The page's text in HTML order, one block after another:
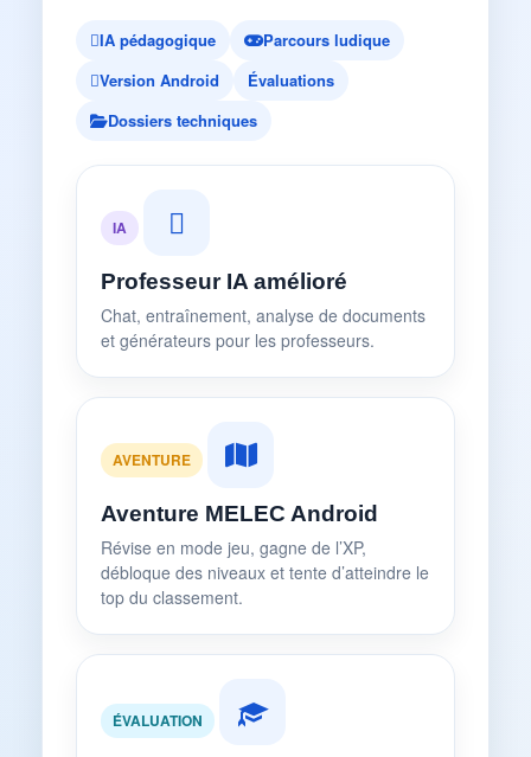
IA pédagogique
Parcours ludique
Version Android
Évaluations
Dossiers techniques
IA
Professeur IA amélioré
Chat, entraînement, analyse de documents
et générateurs pour les professeurs.
AVENTURE
Aventure MELEC Android
Révise en mode jeu, gagne de l’XP,
débloque des niveaux et tente d’atteindre le
top du classement.
ÉVALUATION